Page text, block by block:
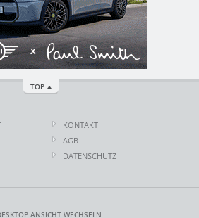
TOP
KONTAKT
AGB
DATENSCHUTZ
ANSICHT WECHSELN